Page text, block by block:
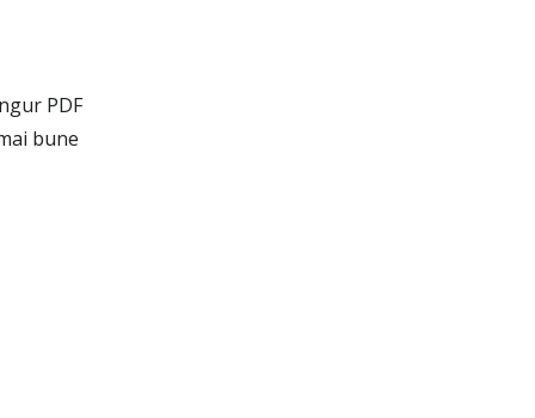
PDF
bune